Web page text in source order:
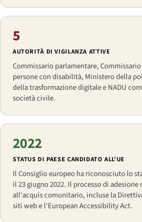
5
AUTORITÀ DI VIGILANZA ATTIVE
Commissario parlamentare,
persone con disabilità, Ministero della
della trasformazione digitale e NADU
società civile.
2022
STATUS DI PAESE CANDIDATO ALL'UE
Il Consiglio europeo ha riconosciuto lo
il 23 giugno 2022. Il processo di
all'acquis comunitario, incluse la
siti web e l'European Accessibility Act.